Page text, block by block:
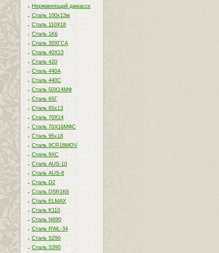
Нержавеющий дамасск
Сталь 100х13м
Сталь 110Х18
Сталь 1K6
Сталь 30ХГСА
Сталь 40Х13
Сталь 420
Сталь 440A
Сталь 440С
Сталь 50Х14МФ
Сталь 65Г
Сталь 65х13
Сталь 70Х14
Сталь 70Х16МФС
Сталь 95х18
Сталь 9CR18MOV
Сталь 9ХС
Сталь AUS-10
Сталь AUS-8
Сталь D2
Сталь DSR1K6
Сталь ELMAX
Сталь K110
Сталь N690
Сталь RWL-34
Сталь S290
Сталь S390